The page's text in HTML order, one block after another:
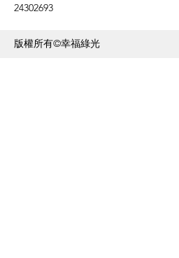
24302693
版權所有©幸福綠光